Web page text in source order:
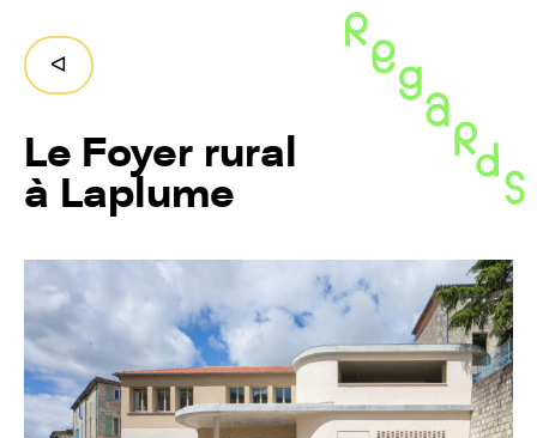
ruralités
Aquitaine
Retour
ᐊ
Le Foyer rural
à Laplume